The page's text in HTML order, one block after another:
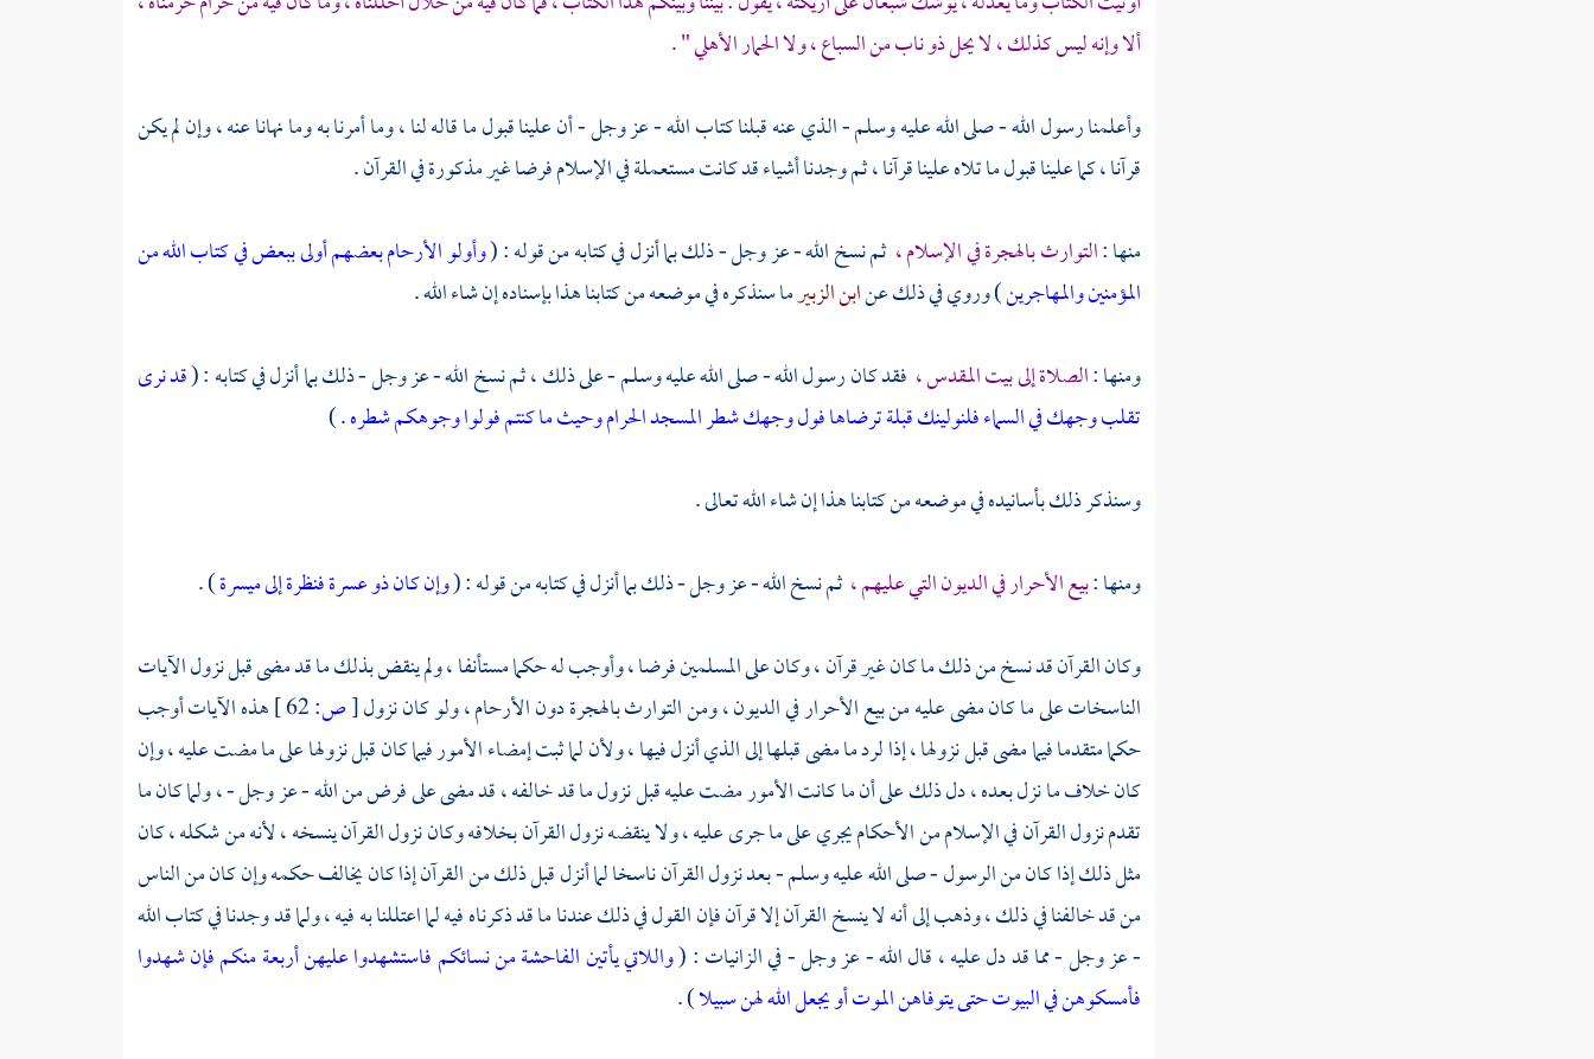
ألا وإنه ليس كذلك ، لا يحل ذو ناب من السباع ، ولا الحمار الأهلي " .
وأعلمنا رسول الله - صلى الله عليه وسلم - الذي عنه قبلنا كتاب الله - عز وجل - أن علينا قبول ما قاله لنا ، وما أمرنا به وما نهانا عنه ، وإن لم يكن
قرآنا ، كما علينا قبول ما تلاه علينا قرآنا ، ثم وجدنا أشياء قد كانت مستعملة في الإسلام فرضا غير مذكورة في القرآن .
منها :التوارث بالهجرة في الإسلام ، ثم نسخ الله - عز وجل - ذلك بما أنزل في كتابه من قوله : (وأولو الأرحام بعضهم أولى ببعض في كتاب الله من
المؤمنين والمهاجرين) وروي في ذلك عنابن الزبيرما سنذكره في موضعه من كتابنا هذا بإسناده إن شاء الله .
ومنها :الصلاة إلىبيت المقدس ، فقد كان رسول الله - صلى الله عليه وسلم - على ذلك ، ثم نسخ الله - عز وجل - ذلك بما أنزل في كتابه : (قد نرى
تقلب وجهك في السماء فلنولينك قبلة ترضاها فول وجهك شطر المسجد الحرام وحيث ما كنتم فولوا وجوهكم شطره .)
وسنذكر ذلك بأسانيده في موضعه من كتابنا هذا إن شاء الله تعالى .
ومنها :بيع الأحرار في الديون التي عليهم ، ثم نسخ الله - عز وجل - ذلك بما أنزل في كتابه من قوله : (وإن كان ذو عسرة فنظرة إلى ميسرة) .
وكان القرآن قد نسخ من ذلك ما كان غير قرآن ، وكان على المسلمين فرضا ، وأوجب له حكما مستأنفا ، ولم ينقض بذلك ما قد مضى قبل نزول الآيات
الناسخات على ما كان مضى عليه من بيع الأحرار في الديون ، ومن التوارث بالهجرة دون الأرحام ، ولو كان نزول[ص:
هذه الآيات أوجب
حكما متقدما فيما مضى قبل نزولها ، إذا لرد ما مضى قبلها إلى الذي أنزل فيها ، ولأن لما ثبت إمضاء الأمور فيما كان قبل نزولها على ما مضت عليه ، وإن
كان خلاف ما نزل بعده ، دل ذلك على أن ما كانت الأمور مضت عليه قبل نزول ما قد خالفه ، قد مضى على فرض من الله - عز وجل - ، ولما كان ما
تقدم نزول القرآن في الإسلام من الأحكام يجري على ما جرى عليه ، ولا ينقضه نزول القرآن بخلافه وكان نزول القرآن ينسخه ، لأنه من شكله ، كان
مثل ذلك إذا كان من الرسول - صلى الله عليه وسلم - بعد نزول القرآن ناسخا لما أنزل قبل ذلك من القرآن إذا كان يخالف حكمه وإن كان من الناس
من قد خالفنا في ذلك ، وذهب إلى أنه لا ينسخ القرآن إلا قرآن فإن القول في ذلك عندنا ما قد ذكرناه فيه لما اعتللنا به فيه ، ولما قد وجدنا في كتاب الله
- عز وجل - مما قد دل عليه ، قال الله - عز وجل - في الزانيات : (واللاتي يأتين الفاحشة من نسائكم فاستشهدوا عليهن أربعة منكم فإن شهدوا
فأمسكوهن في البيوت حتى يتوفاهن الموت أو يجعل الله لهن سبيلا) .